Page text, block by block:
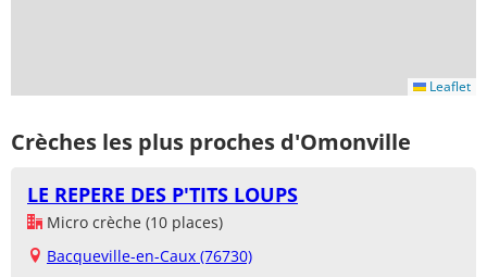
Leaflet
Crèches les plus proches d'Omonville
LE REPERE DES P'TITS LOUPS
Micro crèche (10 places)
Bacqueville-en-Caux (76730)